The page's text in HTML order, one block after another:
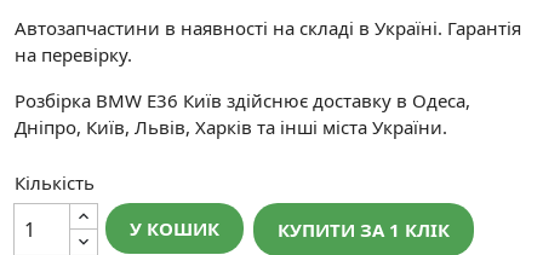
Автозапчастини в наявності на складі в Україні. Гарантія
на перевірку.
Розбірка BMW E36 Київ здійснює доставку в Одеса,
Дніпро, Київ, Львів, Харків та інші міста України.
Кількість
У КОШИК
КУПИТИ ЗА 1 КЛIК